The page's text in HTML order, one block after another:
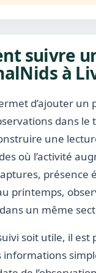
suivre
à
d’ajouter un
dans le
une
où l’activité
présence
printemps,
un même
soit utile, il est
informations